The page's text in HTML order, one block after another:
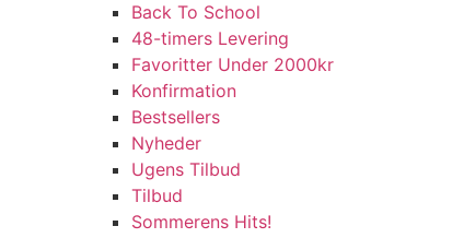
Back To School
48-timers Levering
Favoritter Under 2000kr
Konfirmation
Bestsellers
Nyheder
Ugens Tilbud
Tilbud
Sommerens Hits!